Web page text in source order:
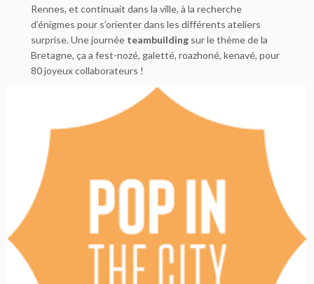
Rennes, et continuait dans la ville, à la recherche
d’énigmes pour s’orienter dans les différents ateliers
surprise. Une journée teambuilding sur le thème de la
Bretagne, ça a fest-nozé, galetté, roazhoné, kenavé, pour
80 joyeux collaborateurs !